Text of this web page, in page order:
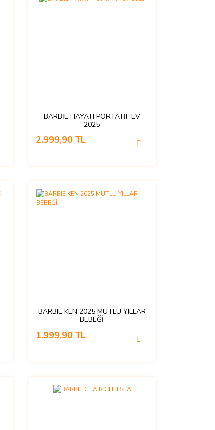
BARBİE HAYATI PORTATİF EV
2025
2.999,90 TL
BARBIE KEN 2025 MUTLU YILLAR
BEBEĞİ
1.999,90 TL